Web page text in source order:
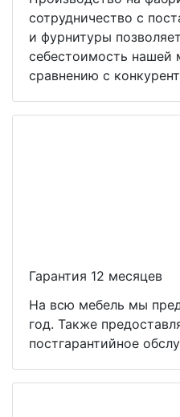
сотрудничество с
и фурнитуры
себестоимость нашей
сравнению с
Гарантия 12 месяцев
На всю мебель мы
год. Также
постгарантийное